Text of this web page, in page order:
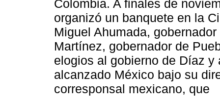
Colombia. A finales de
organizó un banquete en la
Miguel Ahumada,
Martínez, gobernador de
elogios al gobierno de Díaz
alcanzado México bajo su
corresponsal mexicano, que